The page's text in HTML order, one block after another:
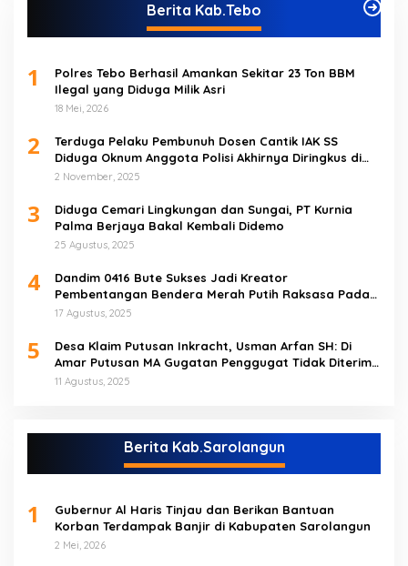
Berita Kab.Tebo
1
Polres Tebo Berhasil Amankan Sekitar 23 Ton BBM
Ilegal yang Diduga Milik Asri
18 Mei, 2026
2
Terduga Pelaku Pembunuh Dosen Cantik IAK SS
Diduga Oknum Anggota Polisi Akhirnya Diringkus di
Tebo Tengah
2 November, 2025
3
Diduga Cemari Lingkungan dan Sungai, PT Kurnia
Palma Berjaya Bakal Kembali Didemo
25 Agustus, 2025
4
Dandim 0416 Bute Sukses Jadi Kreator
Pembentangan Bendera Merah Putih Raksasa Pada
Peringatan HUT RI ke 80 di Tebo
17 Agustus, 2025
5
Desa Klaim Putusan Inkracht, Usman Arfan SH: Di
Amar Putusan MA Gugatan Penggugat Tidak Diterima
(NO)
11 Agustus, 2025
Berita Kab.Sarolangun
1
Gubernur Al Haris Tinjau dan Berikan Bantuan
Korban Terdampak Banjir di Kabupaten Sarolangun
2 Mei, 2026